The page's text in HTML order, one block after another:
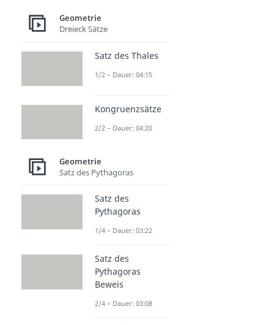
Geometrie
Dreieck Sätze
Satz des Thales
1/2 – Dauer: 04:15
Kongruenzsätze
2/2 – Dauer: 04:20
Geometrie
Satz des Pythagoras
Satz des
Pythagoras
1/4 – Dauer: 03:22
Satz des
Pythagoras
Beweis
2/4 – Dauer: 03:08